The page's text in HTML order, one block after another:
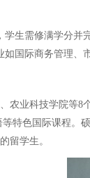
生需修满学分
国际商务管理、
农业科技学院等
特色国际课程。
留学生。